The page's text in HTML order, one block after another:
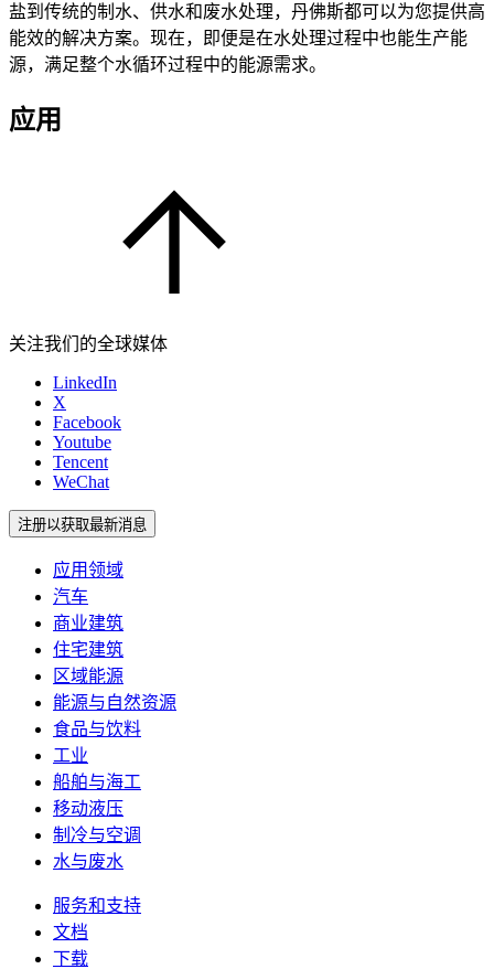
盐到传统的制水、供水和废水处理，丹佛斯都可以为您提供高
能效的解决方案。现在，即便是在水处理过程中也能生产能
源，满足整个水循环过程中的能源需求。
应用
关注我们的全球媒体
LinkedIn
X
Facebook
Youtube
Tencent
WeChat
注册以获取最新消息
应用领域
汽车
商业建筑
住宅建筑
区域能源
能源与自然资源
食品与饮料
工业
船舶与海工
移动液压
制冷与空调
水与废水
服务和支持
文档
下载